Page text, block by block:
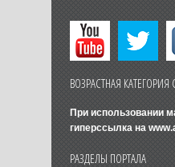
ВОЗРАСТНАЯ КАТЕГОРИЯ
При использовании
гиперссылка на
РАЗДЕЛЫ ПОРТАЛА